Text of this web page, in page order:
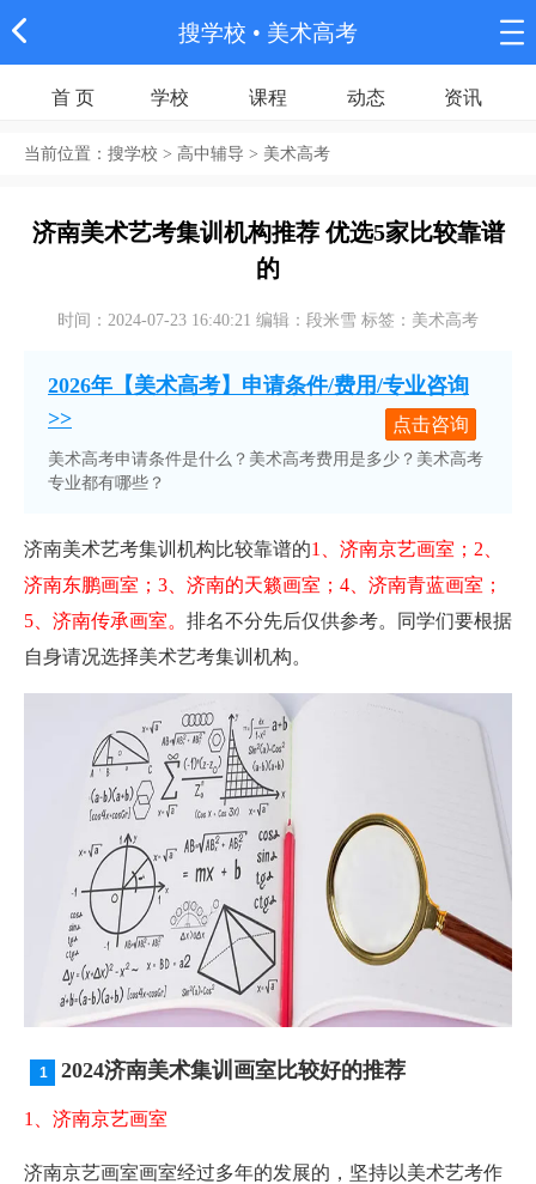
搜学校 • 美术高考
首 页 学校 课程 动态 资讯
当前位置： 搜学校 > 高中辅导 > 美术高考
济南美术艺考集训机构推荐 优选5家比较靠谱
的
时间：2024-07-23 16:40:21 编辑：段米雪 标签：美术高考
2026年【美术高考】申请条件/费用/专业咨询
>>
美术高考申请条件是什么？美术高考费用是多少？美术高考
专业都有哪些？
点击咨询
济南美术艺考集训机构比较靠谱的1、济南京艺画室；2、
济南东鹏画室；3、济南的天籁画室；4、济南青蓝画室；
5、济南传承画室。 排名不分先后仅供参考。同学们要根据
自身请况选择美术艺考集训机构。
2024济南美术集训画室比较好的推荐
1、济南京艺画室
济南京艺画室画室经过多年的发展的，坚持以美术艺考作